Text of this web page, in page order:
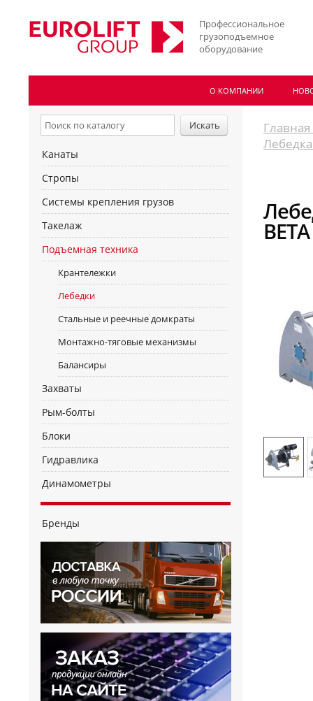
Профессиональное
грузоподъемное
оборудование
О КОМПАНИИ
Канаты
Стропы
Системы крепления грузов
Такелаж
Подъемная техника
Крантележки
Лебедки
Стальные и реечные домкраты
Монтажно-тяговые механизмы
Балансиры
Захваты
Рым-болты
Блоки
Гидравлика
Динамометры
Бренды
Лебедка